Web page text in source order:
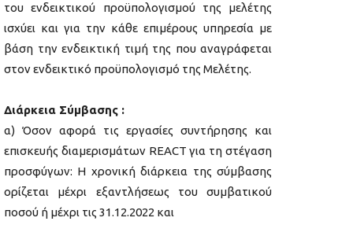
του ενδεικτικού προϋπολογισμού της μελέτης
ισχύει και για την κάθε επιμέρους υπηρεσία με
βάση την ενδεικτική τιμή της που αναγράφεται
στον ενδεικτικό προϋπολογισμό της Μελέτης.
Διάρκεια Σύμβασης :
α) Όσον αφορά τις εργασίες συντήρησης και
επισκευής διαμερισμάτων REACT για τη στέγαση
προσφύγων: Η χρονική διάρκεια της σύμβασης
ορίζεται μέχρι εξαντλήσεως του συμβατικού
ποσού ή μέχρι τις 31.12.2022 και